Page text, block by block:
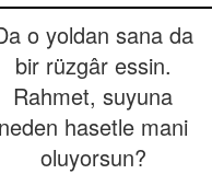
o yoldan sana da
bir rüzgâr essin.
Rahmet, suyuna
neden hasetle mani
oluyorsun?